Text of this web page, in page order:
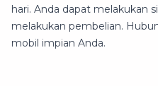
hari. Anda dapat melakukan
melakukan pembelian.
mobil impian Anda.